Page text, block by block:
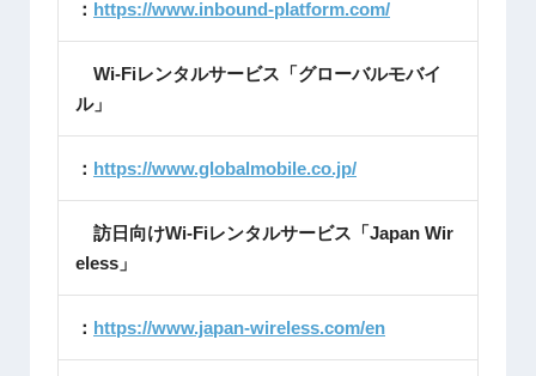
： https://www.inbound-platform.com/
Wi-Fiレンタルサービス「グローバルモバイ
ル」
： https://www.globalmobile.co.jp/
訪日向けWi-Fiレンタルサービス「Japan Wir
eless」
： https://www.japan-wireless.com/en